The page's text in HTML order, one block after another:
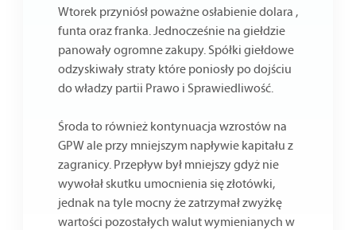
Wtorek przyniósł poważne osłabienie dolara ,
funta oraz franka. Jednocześnie na giełdzie
panowały ogromne zakupy. Spółki giełdowe
odzyskiwały straty które poniosły po dojściu
do władzy partii Prawo i Sprawiedliwość.
Środa to również kontynuacja wzrostów na
GPW ale przy mniejszym napływie kapitału z
zagranicy. Przepływ był mniejszy gdyż nie
wywołał skutku umocnienia się złotówki,
jednak na tyle mocny że zatrzymał zwyżkę
wartości pozostałych walut wymienianych w